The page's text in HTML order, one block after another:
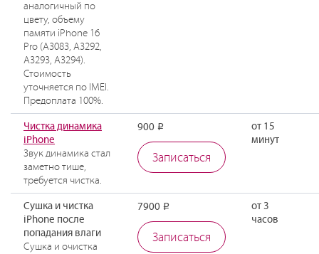
аналогичный по
цвету, объему
памяти iPhone 16
Pro (A3083, A3292,
A3293, A3294).
Стоимость
уточняется по IMEI.
Предоплата 100%.
Чистка динамика
iPhone
Звук динамика стал
заметно тише,
требуется чистка.
900 Р
Записаться
от 15
минут
Сушка и чистка
iPhone после
попадания влаги
Сушка и очистка
7900 Р
Записаться
от 3
часов